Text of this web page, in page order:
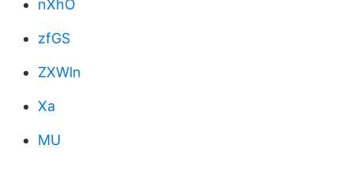
nXhO
zfGS
ZXWln
Xa
MU